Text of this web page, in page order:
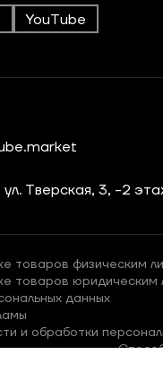
YouTube
Тверская, 3, -2
товаров физическим
товаров юридическим
данных
и обработки